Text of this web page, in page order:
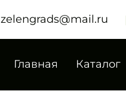
zelengrads@mail.ru
Главная Каталог